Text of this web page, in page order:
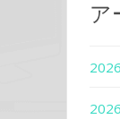
ア